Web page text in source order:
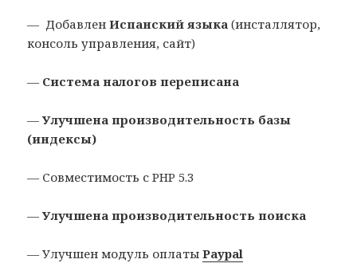
— ДобавленИспанский языка (инсталлятор,
консоль управления, сайт)
— Система налогов переписана
—Улучшена производительность базы
(индексы)
— Совместимость с PHP 5.3
—Улучшена производительность поиска
— Улучшен модуль оплатыPaypal